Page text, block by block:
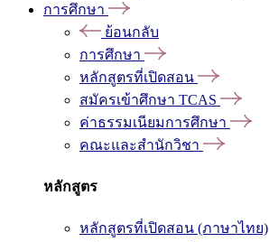
การศึกษา
ย้อนกลับ
การศึกษา
หลักสูตรที่เปิดสอน
สมัครเข้าศึกษา TCAS
ค่าธรรมเนียมการศึกษา
คณะและสำนักวิชา
หลักสูตร
หลักสูตรที่เปิดสอน (ภาษาไทย)